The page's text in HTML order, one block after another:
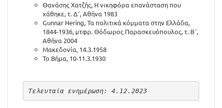
Θανάσης Χατζής, Η νικηφόρα επανάσταση που
χάθηκε, τ. Δ΄, Αθήνα 1983
Gunnar Hering, Τα πολιτικά κόμματα στην Ελλάδα,
1844-1936, μτφρ. Θόδωρος Παρασκευόπουλος, τ. Β΄,
Αθήνα 2004
Μακεδονία, 14.3.1958
Το Βήμα, 10-11.3.1930
Τελευταία ενημέρωση: 4.12.2023